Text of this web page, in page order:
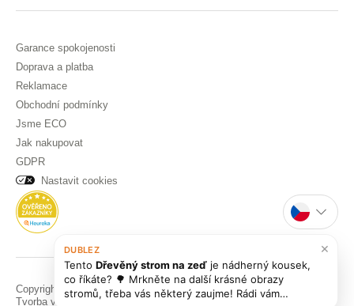
Garance spokojenosti
Doprava a platba
Reklamace
Obchodní podmínky
Jsme ECO
Jak nakupovat
GDPR
Nastavit cookies
Copyright © DUBLEZ 2026 | Všechna práva vyhrazena
Tvorba výkonných internetových obchodů od
RIESENIA
DUBLEZ
Tento Dřevěný strom na zeď je nádherný kousek,
co říkáte? 🌳 Mrkněte na další krásné obrazy
stromů, třeba vás některý zaujme! Rádi vám
×